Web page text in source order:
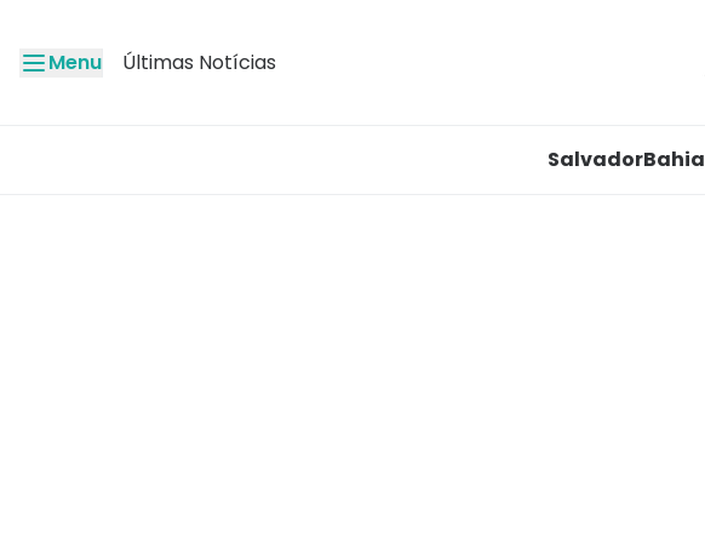
Menu Últimas Notícias
SalvadorBahia